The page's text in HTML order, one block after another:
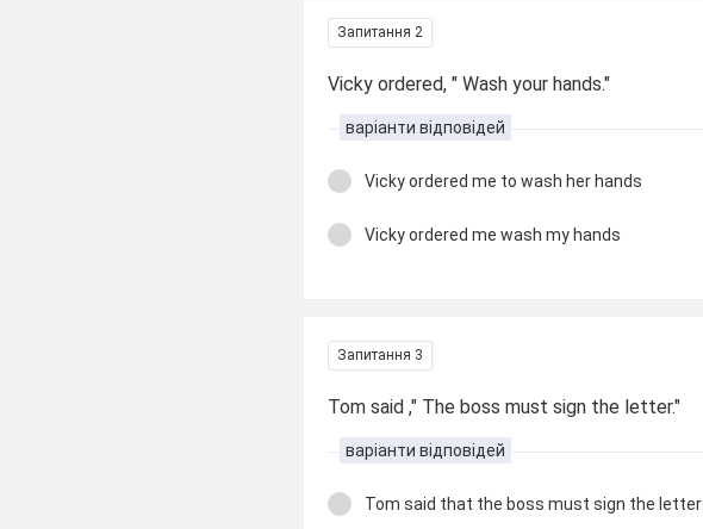
Запитання 2
Vicky ordered, " Wash your hands."
варіанти відповідей
Vicky ordered me to wash her hands
Vicky ordered me wash my hands
Запитання 3
Tom said ," The boss must sign the letter."
варіанти відповідей
Tom said that the boss must sign the letter